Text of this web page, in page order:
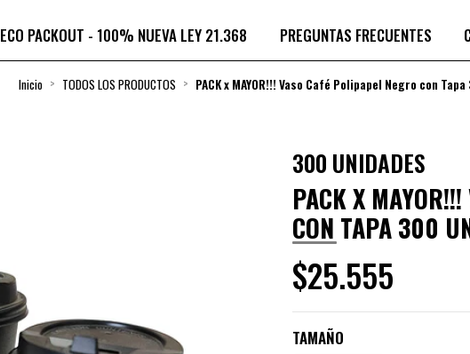
ECO PACKOUT - 100% NUEVA LEY 21.368 PREGUNTAS FRECUENTES
Inicio TODOS LOS PRODUCTOS PACK x MAYOR!!! Vaso Café Polipapel Negro con
300 UNIDADES
PACK X
CON TAPA 300
$25.555
TAMAÑO